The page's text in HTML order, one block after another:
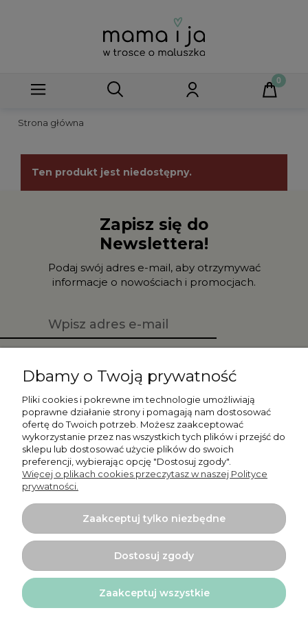
Strona główna
Ten produkt jest niedostępny.
Zapisz się do
Newslettera!
Podaj swój adres e-mail, aby otrzymywać
informacje o nowościach i promocjach.
Moje konto
Płatności i dostawa
Informacje
O nas
Projekt i wykonanie:Ecommercy.pl
Dbamy o Twoją prywatność
Pliki cookies i pokrewne im technologie umożliwiają
poprawne działanie strony i pomagają nam dostosować
ofertę do Twoich potrzeb. Możesz zaakceptować
wykorzystanie przez nas wszystkich tych plików i przejść do
sklepu lub dostosować użycie plików do swoich
preferencji, wybierając opcję "Dostosuj zgody".
Więcej o plikach cookies przeczytasz w naszej Polityce
prywatności.
Zaakceptuj tylko niezbędne
Dostosuj zgody
Zaakceptuj wszystkie